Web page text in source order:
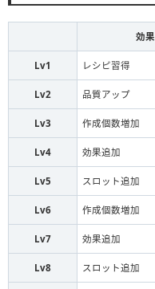
効果
Lv1 レシピ習得
Lv2 品質アップ
Lv3 作成個数増加
Lv4 効果追加
Lv5 スロット追加
Lv6 作成個数増加
Lv7 効果追加
Lv8 スロット追加